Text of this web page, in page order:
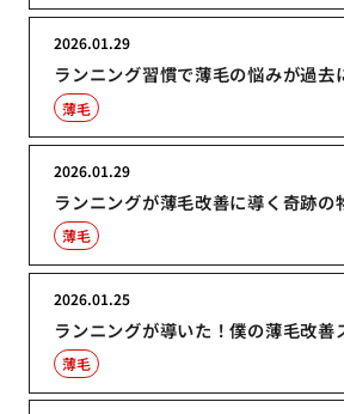
ランニング習慣で薄毛の悩みが過去
2026.01.29
薄毛
ランニングが薄毛改善に導く奇跡の
2026.01.29
薄毛
ランニングが導いた！僕の薄毛改善
2026.01.25
薄毛